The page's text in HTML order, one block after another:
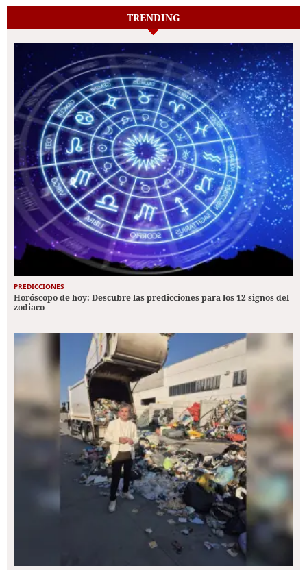
TRENDING
PREDICCIONES
Horóscopo de hoy: Descubre las predicciones para los 12 signos del
zodiaco